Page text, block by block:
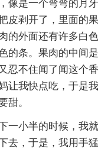
像是一个弯弯的月
皮剥开了，里面的
的外面还有许多白
的条。果肉的中间
忍不住闻了闻这个
让我快点吃，于是
甜。
一小半的时候，我
去，于是，我用手